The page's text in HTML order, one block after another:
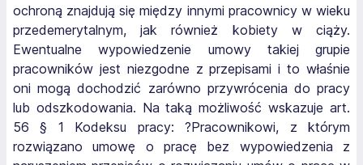
ochroną znajdują się między innymi pracownicy w wieku
przedemerytalnym, jak również kobiety w ciąży.
Ewentualne wypowiedzenie umowy takiej grupie
pracowników jest niezgodne z przepisami i to właśnie
oni mogą dochodzić zarówno przywrócenia do pracy
lub odszkodowania. Na taką możliwość wskazuje art.
56 § 1 Kodeksu pracy: ?Pracownikowi, z którym
rozwiązano umowę o pracę bez wypowiedzenia z